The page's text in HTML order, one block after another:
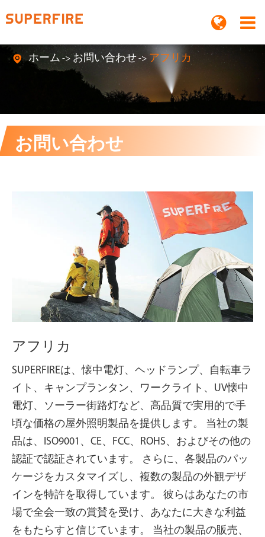
お問い合わせ
 ホーム お問い合わせ アフリカ
アフリカ
SUPERFIREは、懐中電灯、ヘッドランプ、自転車ラ
イト、キャンプランタン、ワークライト、UV懐中
電灯、ソーラー街路灯など、高品質で実用的で手
頃な価格の屋外照明製品を提供します。 当社の製
品は、ISO9001、CE、FCC、ROHS、およびその他の
認証で認証されています。 さらに、各製品のパッ
ケージをカスタマイズし、複数の製品の外観デザ
インを特許を取得しています。 彼らはあなたの市
場で全会一致の賞賛を受け、あなたに大きな利益
をもたらすと信じています。 当社の製品の販売、